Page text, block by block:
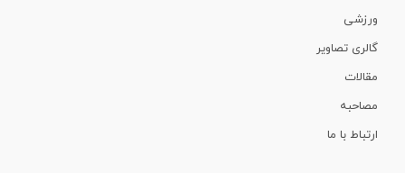
ورزشی
گالری تصاویر
مقالات
مصاحبه
ارتباط با ما